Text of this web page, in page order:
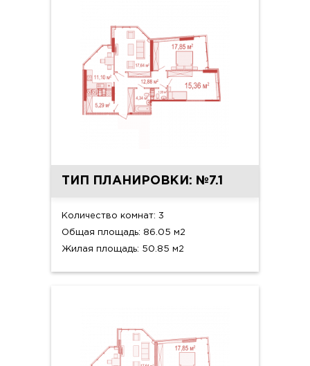
ТИП ПЛАНИРОВКИ: №7.1
Количество комнат: 3
Общая площадь: 86.05 м2
Жилая площадь: 50.85 м2